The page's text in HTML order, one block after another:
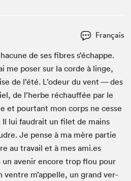
Français
de ses fibres s’échappe.
me pos­er sur la corde à linge,
de l’été. L’odeur du vent — des
de l’herbe réchauf­fée par le
et pour­tant mon corps ne cesse
lui faudrait un filet de mains
Je pense à ma mère par­tie
au tra­vail et à mes ami​.es
avenir encore trop flou pour
ven­tre m’appelle, un grand ver­